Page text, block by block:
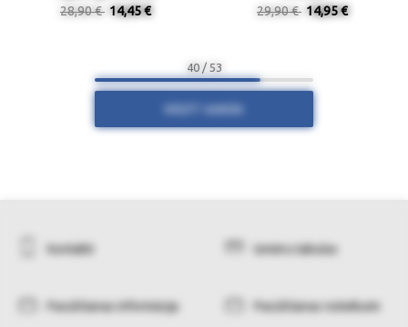
28,90 € 14,45 €
29,90 € 14,95 €
40 / 53
Kontakti Izmēru tabulas
Pasūtīšanas informācija Pasūtīšanas noteikumi